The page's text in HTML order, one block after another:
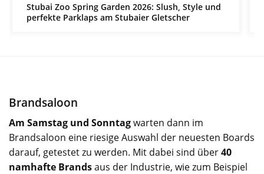
Stubai Zoo Spring Garden 2026: Slush, Style und
perfekte Parklaps am Stubaier Gletscher
Brandsaloon
Am Samstag und Sonntagwarten dann im
Brandsaloon eine riesige Auswahl der neuesten Boards
darauf, getestet zu werden. Mit dabei sind über40
namhafte Brandsaus der Industrie, wie zum Beispiel